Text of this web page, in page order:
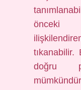
önceki
tıkanabilir.
doğru